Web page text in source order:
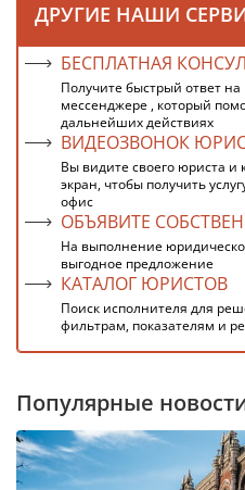
ДРУГИЕ НАШИ
БЕСПЛАТНАЯ
Получите быстрый ответ
мессенджере , который
дальнейших действиях
ВИДЕОЗВОНОК
Вы видите своего юриста и
экран, чтобы получить
офис
ОБЪЯВИТЕ
На выполнение
выгодное предложение
КАТАЛОГ ЮРИСТОВ
Поиск исполнителя для
фильтрам, показателям и
Популярные